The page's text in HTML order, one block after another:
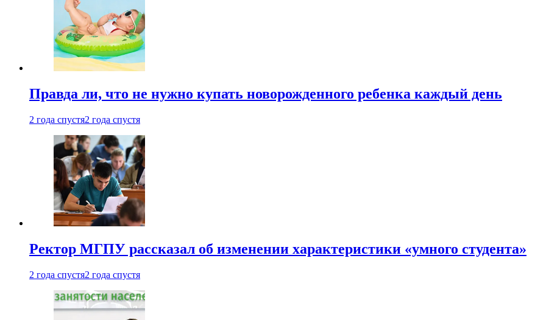
Правда ли, что не нужно купать новорожденного ребенка каждый день
2 года спустя2 года спустя
Ректор МГПУ рассказал об изменении характеристики «умного студента»
2 года спустя2 года спустя